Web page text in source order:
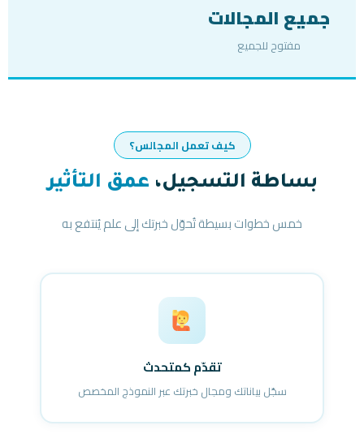
جميع المجالات
مفتوح للجميع
كيف تعمل المجالس؟
بساطة التسجيل، عمق التأثير
خمس خطوات بسيطة تُحوّل خبرتك إلى علم يُنتفع به
تقدّم كمتحدث
سجّل بياناتك ومجال خبرتك عبر النموذج المخصص